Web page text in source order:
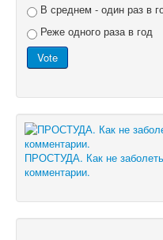
В среднем - один раз в
Реже одного раза в год
ПРОСТУДА. Как не
комментарии.